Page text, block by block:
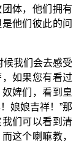
体，他们拥有
他们彼此的问
候我们会去感受
如果您有看过
婢们，看到皇
娘娘吉祥！”那
们可以看到清
这个喇嘛教，